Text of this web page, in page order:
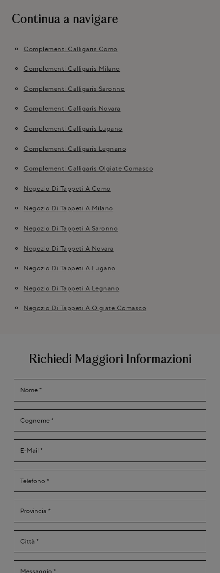
Continua a navigare
Complementi Calligaris Como
Complementi Calligaris Milano
Complementi Calligaris Saronno
Complementi Calligaris Novara
Complementi Calligaris Lugano
Complementi Calligaris Legnano
Complementi Calligaris Olgiate Comasco
Negozio Di Tappeti A Como
Negozio Di Tappeti A Milano
Negozio Di Tappeti A Saronno
Negozio Di Tappeti A Novara
Negozio Di Tappeti A Lugano
Negozio Di Tappeti A Legnano
Negozio Di Tappeti A Olgiate Comasco
Richiedi Maggiori Informazioni